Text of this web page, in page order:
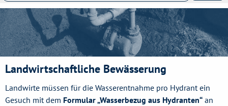
Landwirtschaftliche Bewässerung
Landwirte müssen für die Wasserentnahme pro Hydrant ein
Gesuch mit dem Formular „Wasserbezug aus Hydranten“ an